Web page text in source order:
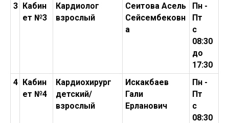
3 Кабин
ет №3
Кардиолог
взрослый
Сеитова Асель
Сейсембековн
а
Пн -
Пт
с
08:30
до
17:30
4 Кабин
ет №4
Кардиохирург
детский/
взрослый
Искакбаев
Гали
Ерланович
Пн -
Пт
с
08:30